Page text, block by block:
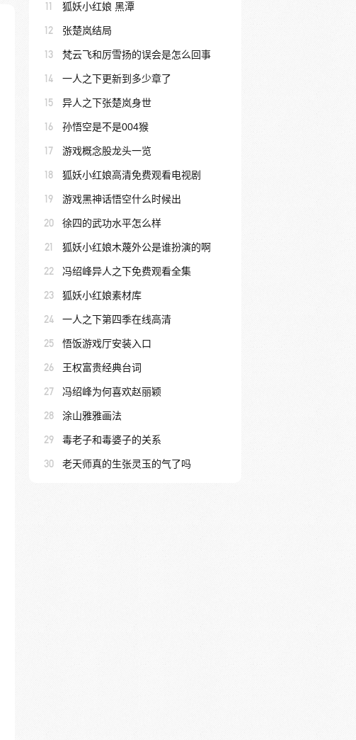
11 狐妖小红娘 黑潭
12 张楚岚结局
13 梵云飞和厉雪扬的误会是怎么回事
14 一人之下更新到多少章了
15 异人之下张楚岚身世
16 孙悟空是不是004猴
17 游戏概念股龙头一览
18 狐妖小红娘高清免费观看电视剧
19 游戏黑神话悟空什么时候出
20 徐四的武功水平怎么样
21 狐妖小红娘木蔑外公是谁扮演的啊
22 冯绍峰异人之下免费观看全集
23 狐妖小红娘素材库
24 一人之下第四季在线高清
25 悟饭游戏厅安装入口
26 王权富贵经典台词
27 冯绍峰为何喜欢赵丽颖
28 涂山雅雅画法
29 毒老子和毒婆子的关系
30 老天师真的生张灵玉的气了吗